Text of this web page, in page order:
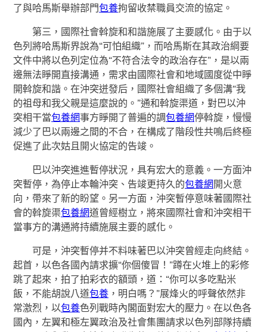
了與哈馬斯舉辦部門包養拘留收禁職員交流的協定。
第三，國際社會斡旋和和諧施展了主要感化。由于以
色列將哈馬斯界說為“可怕組織”，而哈馬斯在其政治綱要
文件中將以色列定位為“不符合法令的政治存在”，是以兩
邊無法睜開直接溝通，需求由國際社會和地域國度從中睜
開斡旋和諧。在沖突迸發后，國際社會組織了多個溝“我
的祖母和我父親是這麼說的。”通和斡旋渠道，對巴以沖
突相干當包養網事方睜開了普遍的調包養網停斡旋，慢慢
減少了巴以兩邊之間的不合，在構成了階段性共鳴后終極
促進了此次姑且開火協定的告竣。
巴以沖突進進暫停狀況，具有宏大的意義。一方面沖
突暫停，為停止本輪沖突、告竣更持久的包養網開火意
向，帶來了新的盼望。另一方面，沖突暫停意味著國際社
會的斡旋渠包養網道曾經樹立，將來國際社會和沖突相干
當事方的溝通將持續施展主要的感化。
可是，沖突暫停并不料味著巴以沖突曾經走向終結。
起首，以色各國內請求擴“你個傻冒！”蹲在火堆上的彩修
跳了起來，拍了拍彩衣的額頭，道：“你可以多吃點米
飯，不能胡說八道包養 ，明白嗎？”展烽火的呼聲依然非
常激烈，以包養色列戰時內閣面對宏大的壓力。在以色各
國內，左翼和極左翼政治及社會集團請求以色列部隊持續